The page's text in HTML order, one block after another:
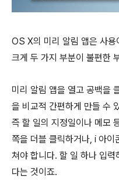
OS X의 미리 알림 앱은 사
크게 두 가지 부분이 불편한
미리 알림 앱을 열고 공백을
을 비교적 간편하게 만들 수
즉 할 일의 지정일이나 메모
쪽을 더블 클릭하거나, i 아이
쳐야 합니다. 할 일 하나 입
다는 것이죠.